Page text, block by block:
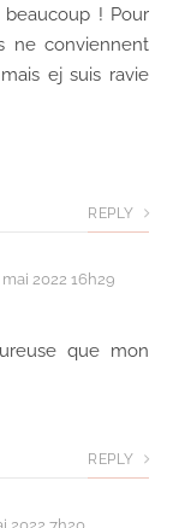
! Pour
ne conviennent
ej suis ravie
REPLY
mai 2022 16h29
que mon
REPLY